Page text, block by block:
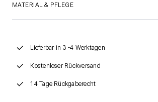
MATERIAL & PFLEGE
Lieferbar in 3 -4 Werktagen
Kostenloser Rückversand
14 Tage Rückgaberecht